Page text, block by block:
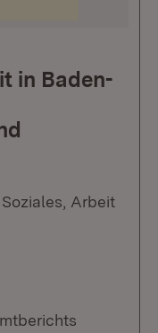
in Baden-
Arbeit